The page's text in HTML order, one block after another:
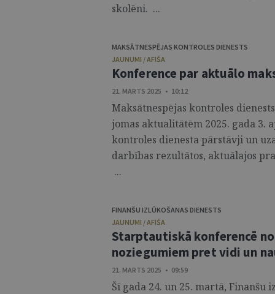
skolēni. ...
MAKSĀTNESPĒJAS KONTROLES DIENESTS
JAUNUMI / AFIŠA
Konference par aktuālo
21. MARTS 2025 • 10:12
Maksātnespējas kontroles
jomas aktualitātēm 2025. gada 3.
kontroles dienesta pārstāvji un
darbības rezultātos, aktuālajos
...
FINANŠU IZLŪKOŠANAS DIENESTS
JAUNUMI / AFIŠA
Starptautiskā konferencē
noziegumiem pret vidi un
21. MARTS 2025 • 09:59
Šī gada 24. un 25. martā, Finanšu